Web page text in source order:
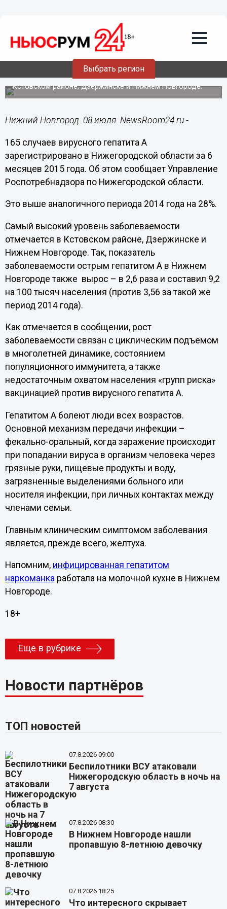
Выбрать регион
08.07.201517:36
Заболеваемость гепатитом А растет в
Нижегородской области
Самый высокий уровень заболеваемости отмечается в
Кстовском районе, Дзержинске и Нижнем Новгороде.
Нижний Новгород. 08 июля. NewsRoom24.ru -
165 случаев вирусного гепатита А
зарегистрировано в Нижегородской области за 6
месяцев 2015 года. Об этом сообщает Управление
Роспотребнадзора по Нижегородской области.
Это выше аналогичного периода 2014 года на 28%.
Самый высокий уровень заболеваемости
отмечается в Кстовском районе, Дзержинске и
Нижнем Новгороде. Так, показатель
заболеваемости острым гепатитом А в Нижнем
Новгороде также вырос – в 2,6 раза и составил 9,2
на 100 тысяч населения (против 3,56 за такой же
период 2014 года).
Как отмечается в сообщении, рост
заболеваемости связан с циклическим подъемом
в многолетней динамике, состоянием
популяционного иммунитета, а также
недостаточным охватом населения «групп риска»
вакцинацией против вирусного гепатита А.
Гепатитом А болеют люди всех возрастов.
Основной механизм передачи инфекции –
фекально-оральный, когда заражение происходит
при попадании вируса в организм человека через
грязные руки, пищевые продукты и воду,
загрязненные выделениями больного или
носителя инфекции, при личных контактах между
членами семьи.
Главным клиническим симптомом заболевания
является, прежде всего, желтуха.
Напомним, инфицированная гепатитом
наркоманкаработала на молочной кухне в Нижнем
Новгороде.
18+
Еще в рубрике
Новости партнёров
ТОП новостей
07.8.2026 09:00
Беспилотники ВСУ атаковали
Нижегородскую область в ночь на
7 августа
07.8.2026 08:30
В Нижнем Новгороде нашли
пропавшую 8-летнюю девочку
07.8.2026 18:25
Что интересного скрывает